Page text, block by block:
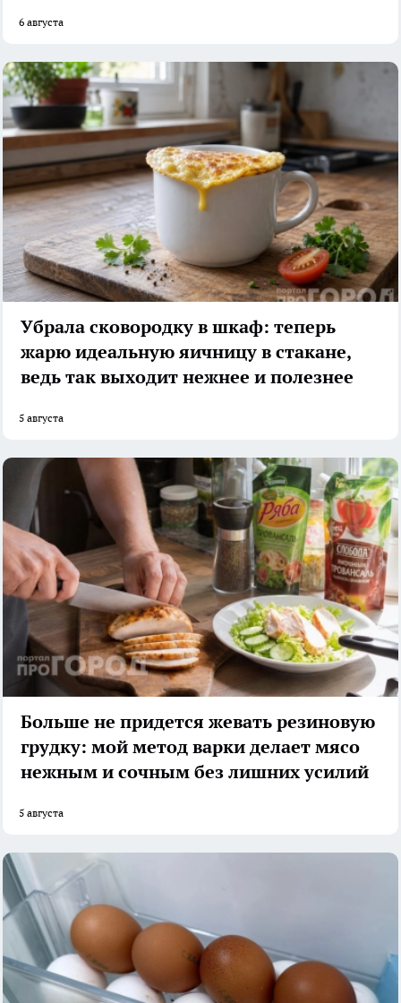
6 августа
Убрала сковородку в шкаф: теперь
жарю идеальную яичницу в стакане,
ведь так выходит нежнее и полезнее
5 августа
Больше не придется жевать резиновую
грудку: мой метод варки делает мясо
нежным и сочным без лишних усилий
5 августа